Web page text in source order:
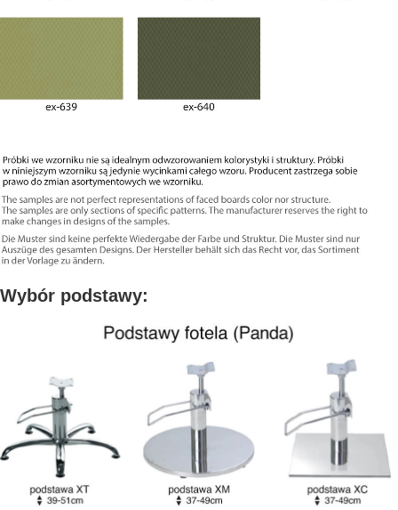
Wybór podstawy: